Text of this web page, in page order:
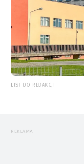
LIST DO REDAKCJI
REKLAMA